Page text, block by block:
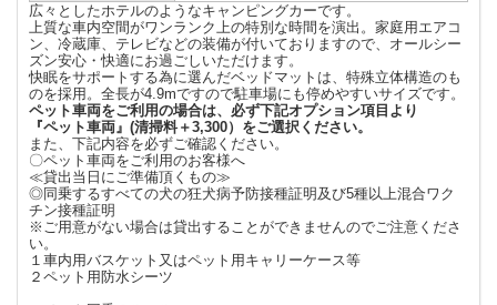
広々としたホテルのようなキャンピングカーです。
上質な車内空間がワンランク上の特別な時間を演出。家庭用エアコ
ン、冷蔵庫、テレビなどの装備が付いておりますので、オールシー
ズン安心・快適にお過ごしいただけます。
快眠をサポートする為に選んだベッドマットは、特殊立体構造のも
のを採用。全長が4.9mですので駐車場にも停めやすいサイズです。
ペット車両をご利用の場合は、必ず下記オプション項目より
『ペット車両』(清掃料＋3,300）をご選択ください。
また、下記内容を必ずご確認ください。
〇ペット車両をご利用のお客様へ
≪貸出当日にご準備頂くもの≫
◎同乗するすべての犬の狂犬病予防接種証明及び5種以上混合ワク
チン接種証明
※ご用意がない場合は貸出することができませんのでご注意くださ
い。
１車内用バスケット又はペット用キャリーケース等
２ペット用防水シーツ